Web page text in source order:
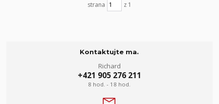
strana z 1
Kontaktujte ma.
Richard
+421 905 276 211
8 hod. - 18 hod.